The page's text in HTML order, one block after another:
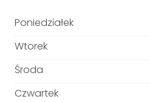
Poniedziałek
Wtorek
Środa
Czwartek